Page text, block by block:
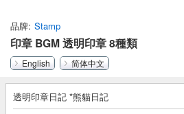
品牌 Stamp
印章 BGM 透明印章 8種類
English 简体中文
透明印章日記 *熊貓日記